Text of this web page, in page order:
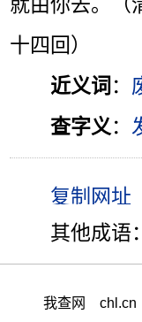
十四回）
近义词 ：
查字义 ：
其他成语：
我查网 chl.cn